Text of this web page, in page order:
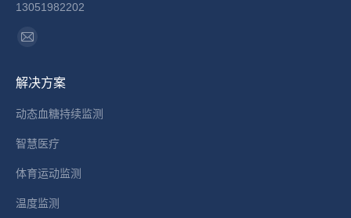
13051982202
找到我们：
Mail
opens
in
window
解决方案
动态血糖持续监测
智慧医疗
体育运动监测
温度监测